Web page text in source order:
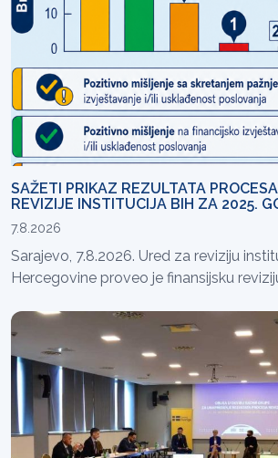
SAŽETI PRIKAZ REZULTATA
REVIZIJE INSTITUCIJA BIH ZA 2025.
7.8.2026
Sarajevo, 7.8.2026. Ured za reviziju
Hercegovine proveo je finansijsku